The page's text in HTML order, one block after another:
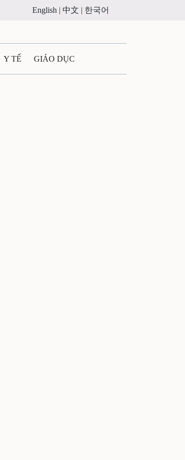
English | 中文 | 한국어
Y TẾ GIÁO DỤC